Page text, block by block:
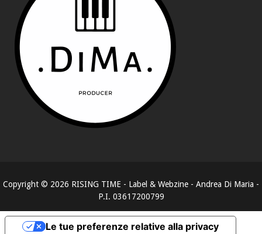
Copyright © 2026 RISING TIME - Label & Webzine - Andrea Di Maria -
P.I. 03617200799
Le tue preferenze relative alla privacy